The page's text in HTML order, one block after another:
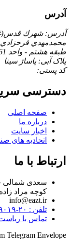
آدرس
آدرس: شهرك
محمدمهدي فرحزادي
طبقه هشتم - واحد 61
پلاک آبی: پاساژ سينا
کد پستی:
دسترسی
صفحه اصلی
درباره ما
اخبار سایت
اتحادیه های
ارتباط با ما
سعدی شمالی
کوچه مراد زاده، پلاک ۷
info@eazt.ir
تلفن : ٢٠-٧٧٦٤٩٠١٩
تماس با ریاست
Telegram Envelope